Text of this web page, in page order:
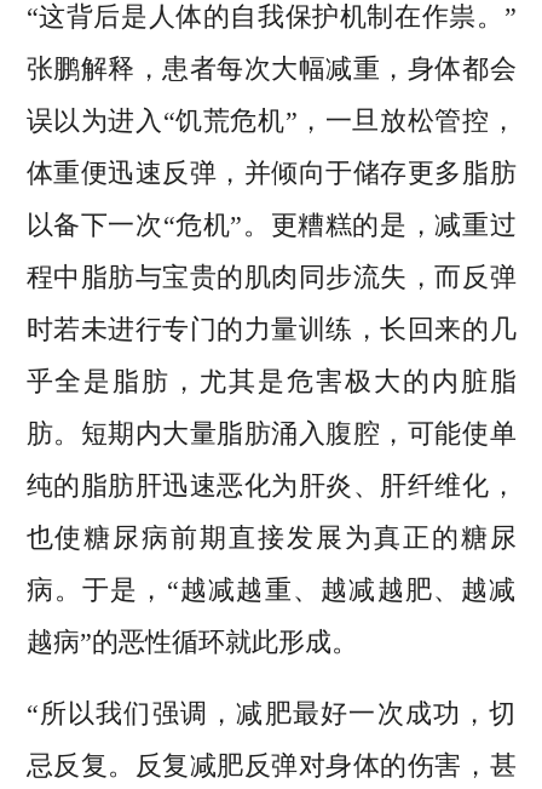
“这背后是人体的自我保护机制在作祟。”
张鹏解释，患者每次大幅减重，身体都会
误以为进入“饥荒危机”，一旦放松管控，
体重便迅速反弹，并倾向于储存更多脂肪
以备下一次“危机”。更糟糕的是，减重过
程中脂肪与宝贵的肌肉同步流失，而反弹
时若未进行专门的力量训练，长回来的几
乎全是脂肪，尤其是危害极大的内脏脂
肪。短期内大量脂肪涌入腹腔，可能使单
纯的脂肪肝迅速恶化为肝炎、肝纤维化，
也使糖尿病前期直接发展为真正的糖尿
病。于是，“越减越重、越减越肥、越减
越病”的恶性循环就此形成。
“所以我们强调，减肥最好一次成功，切
忌反复。反复减肥反弹对身体的伤害，甚